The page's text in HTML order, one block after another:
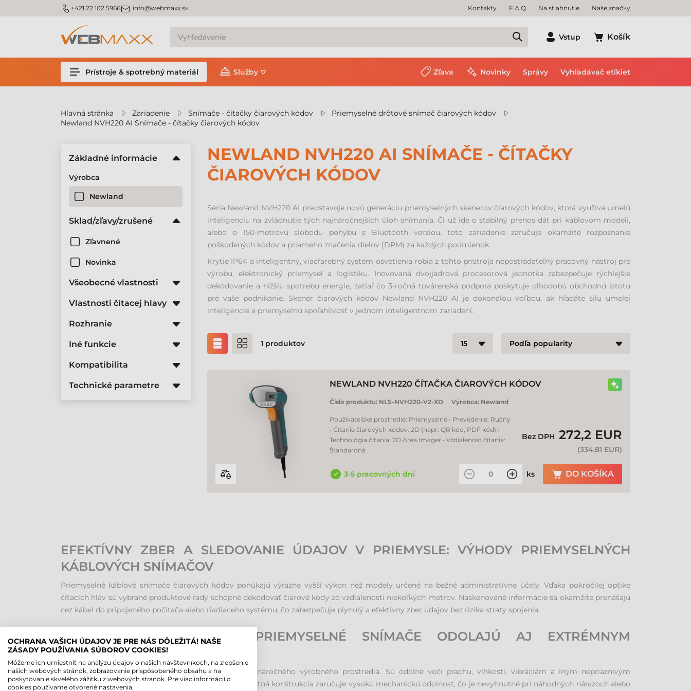
m_phone +421 22 102 5966m_email info@webmaxx.sk Kontakty F.A.Q Na stiahnutie Naše značky
Vstup Košík
Prístroje & spotrebný materiál Služby Zľava Novinky Správy Vyhľadávač etikiet
Hlavná stránka Zariadenie Snímače - čítačky čiarových kódov
Priemyselné drôtové snímač čiarových kódov
Newland NVH220 AI Snímače - čítačky čiarových kódov
NEWLAND NVH220 AI SNÍMAČE - ČÍTAČKY
ČIAROVÝCH KÓDOV
Séria Newland NVH220 AI predstavuje novú generáciu priemyselných skenerov čiarových kódov, ktorá využíva umelú
inteligenciu na zvládnutie tých najnáročnejších úloh snímania. Či už ide o stabilný prenos dát pri káblovom modeli,
alebo o 150-metrovú slobodu pohybu s Bluetooth verziou, toto zariadenie zaručuje okamžité rozpoznanie
poškodených kódov a priameho značenia dielov (DPM) za každých podmienok.
Krytie IP64 a inteligentný, viacfarebný systém osvetlenia robia z tohto prístroja nepostrádateľný pracovný nástroj pre
výrobu, elektronický priemysel a logistiku. Inovovaná dvojjadrová procesorová jednotka zabezpečuje rýchlejšie
dekódovanie a nižšiu spotrebu energie, zatiaľ čo 3-ročná továrenská podpora poskytuje dlhodobú obchodnú istotu
pre vaše podnikanie. Skener čiarových kódov Newland NVH220 AI je dokonalou voľbou, ak hľadáte silu umelej
inteligencie a priemyselnú spoľahlivosť v jednom inteligentnom zariadení.
1 produktov
NEWLAND NVH220 ČÍTAČKA ČIAROVÝCH KÓDOV
Číslo produktu: NLS-NVH220-V2-XD Výrobca: Newland
Používateľské prostredie: Priemyselné • Prevedenie: Ručný
• Čítanie čiarových kódov: 2D (napr. QR kód, PDF kód) •
Technológia čítania: 2D Area Imager • Vzdialenosť čítania:
Štandardná
Bez DPH 272,2 EUR
(334,81 EUR)
3-5 pracovných dní ks DO KOŠÍKA
Základné informácie
Výrobca
Newland
Sklad/zľavy/zrušené
Zľavnené
Novinka
Všeobecné vlastnosti
Vlastnosti čítacej hlavy
Rozhranie
Iné funkcie
Kompatibilita
Technické parametre
EFEKTÍVNY ZBER A SLEDOVANIE ÚDAJOV V PRIEMYSLE: VÝHODY PRIEMYSELNÝCH
KÁBLOVÝCH SNÍMAČOV
Priemyselné káblové snímače čiarových kódov ponúkajú výrazne vyšší výkon než modely určené na bežné administratívne účely. Vďaka pokročilej optike
čítacích hláv sú vybrané produktové rady schopné dekódovať čiarové kódy zo vzdialenosti niekoľkých metrov. Naskenované informácie sa okamžite prenášajú
cez kábel do pripojeného počítača alebo riadiaceho systému, čo zabezpečuje plynulý a efektívny zber údajov bez rizika straty spojenia.
ŠPIČKOVÁ TECHNOLÓGIA: PRIEMYSELNÉ SNÍMAČE ODOLAJÚ AJ EXTRÉMNYM
PODMIENKAM
Tieto zariadenia sú dokonale prispôsobené výzvam náročného výrobného prostredia. Sú odolné voči prachu, vlhkosti, vibráciám a iným nepriaznivým
faktorom, ktoré sa v priemysle bežne vyskytujú. Robustná konštrukcia zaručuje vysokú mechanickú odolnosť, čo je nevyhnutné pri náhodných nárazoch alebo
OCHRANA VAŠICH ÚDAJOV JE PRE NÁS DÔLEŽITÁ! NAŠE
ZÁSADY POUŽÍVANIA SÚBOROV COOKIES!
Môžeme ich umiestniť na analýzu údajov o našich návštevníkoch, na zlepšenie
našich webových stránok, zobrazovanie prispôsobeného obsahu a na
poskytovanie skvelého zážitku z webových stránok. Pre viac informácií o
cookies používame otvorené nastavenia.